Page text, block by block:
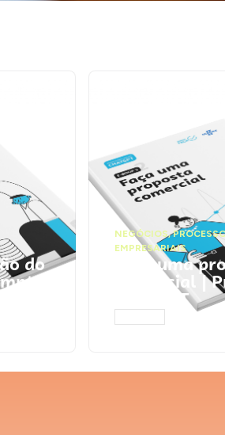
do
NEGÓCIOS,
EMPRESARIAIS
Faça uma
comercial |
ChatGPT